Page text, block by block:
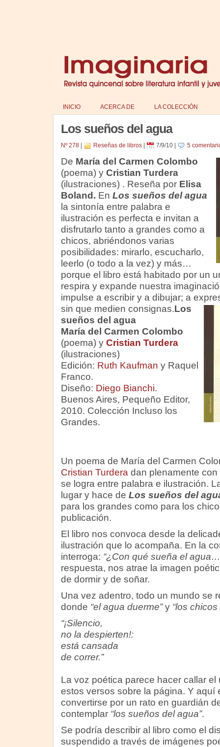
INICIO ACERCA DE LA COLECCIÓN
Los sueños del agua
Nº 278| Reseñas de libros| 7/9/10| 5
De María del Carmen Colombo
(poema) y Cristian Turdera
(ilustraciones) . Reseña por Elisa
Boland. En Los sueños del agua
la sintonía entre palabra e
ilustración es perfecta e invitan a
disfrutarlo tanto a grandes como a
chicos, abriéndonos varias
posibilidades: mirarlo, escucharlo,
leerlo (o todo a la vez) y más…
porque el libro está habitado por un
respira y expande nuestra
impulse a escribir y a dibujar; a
sin que medien consignas.Los
sueños del agua
María del Carmen Colombo
(poema) y Cristian Turdera
(ilustraciones)
Edición: Ruth Kaufman y Raquel
Franco.
Diseño: Diego Bianchi.
Buenos Aires, Pequeño Editor,
2010. Colección Incluso los
Grandes.
Un poema de María del Carmen
Cristian Turdera dan plenamente
se logra entre palabra e ilustración.
lugar y hace de Los sueños del
para los grandes como para los
publicación.
El libro nos convoca desde la
ilustración que lo acompaña. En la
interroga: “¿Con qué sueña el
respuesta, nos atrae la imagen
de dormir y de soñar.
Una vez adentro, todo un mundo se
donde “el agua duerme”y “los
“¡Silencio,
no la despierten!:
está cansada
de correr.”
La voz poética parece hacer callar
estos versos sobre la página. Y aquí
convertirse por un rato en guardián
contemplar “los sueños del agua”.
Se podría describir al libro como el
suspendido a través de imágenes